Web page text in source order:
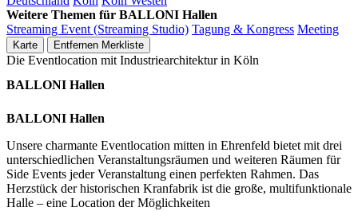
Weitere Themen für BALLONI Hallen
Streaming Event (Streaming Studio) Tagung & Kongress Meeting
Karte Entfernen Merkliste
Die Eventlocation mit Industriearchitektur in Köln
BALLONI Hallen
BALLONI Hallen
Unsere charmante Eventlocation mitten in Ehrenfeld bietet mit drei
unterschiedlichen Veranstaltungsräumen und weiteren Räumen für
Side Events jeder Veranstaltung einen perfekten Rahmen. Das
Herzstück der historischen Kranfabrik ist die große, multifunktionale
Halle – eine Location der Möglichkeiten